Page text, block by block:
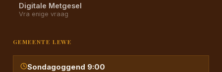
Digitale Metgesel
Vra enige vraag
GEMEENTE LEWE
Sondagoggend 9:00